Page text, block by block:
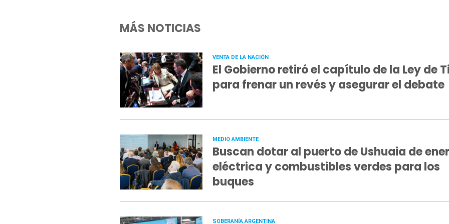
MÁS NOTICIAS
VENTA DE LA NACIÓN
El Gobierno retiró el capítulo de la Ley de
para frenar un revés y asegurar el debate
MEDIO AMBIENTE
Buscan dotar al puerto de Ushuaia de
eléctrica y combustibles verdes para los
buques
SOBERANÍA ARGENTINA